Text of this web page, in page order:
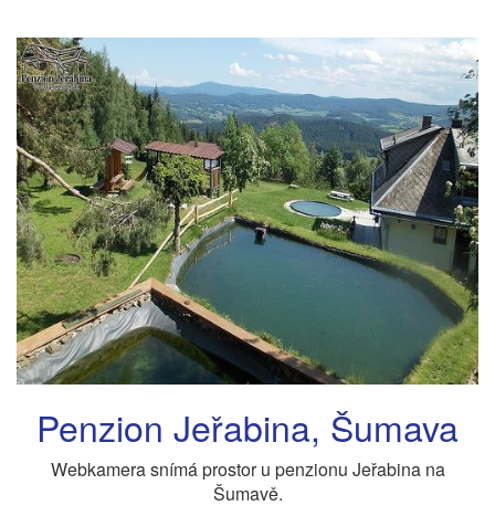
Penzion Jeřabina, Šumava
Webkamera snímá prostor u penzionu Jeřabina na
Šumavě.